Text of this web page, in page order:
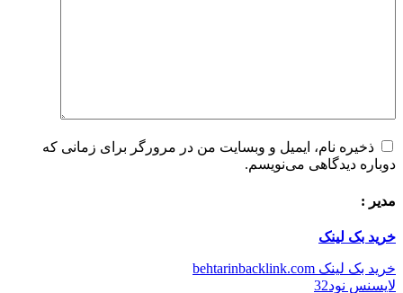
ذخیره نام، ایمیل و وبسایت من در مرورگر برای زمانی که
دوباره دیدگاهی می‌نویسم.
مدیر :
خرید بک لینک
خرید بک لینک behtarinbacklink.com
لایسنس نود32